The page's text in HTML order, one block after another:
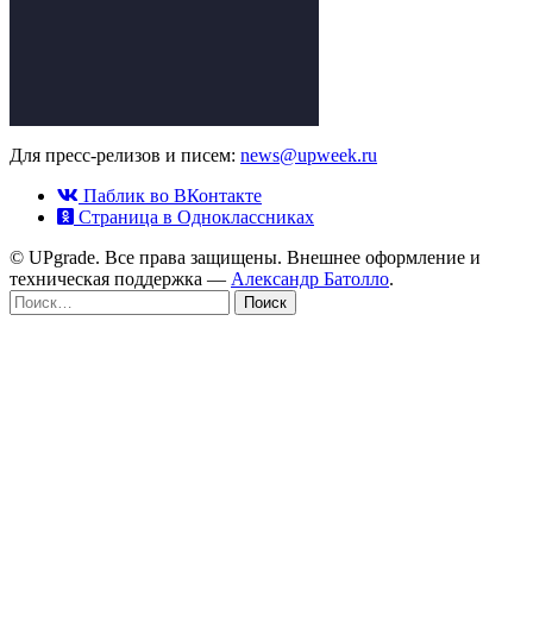
Для пресс-релизов и писем: news@upweek.ru
Паблик во ВКонтакте
Страница в Одноклассниках
© UPgrade. Все права защищены. Внешнее оформление и
техническая поддержка — Александр Батолло.
Найти: